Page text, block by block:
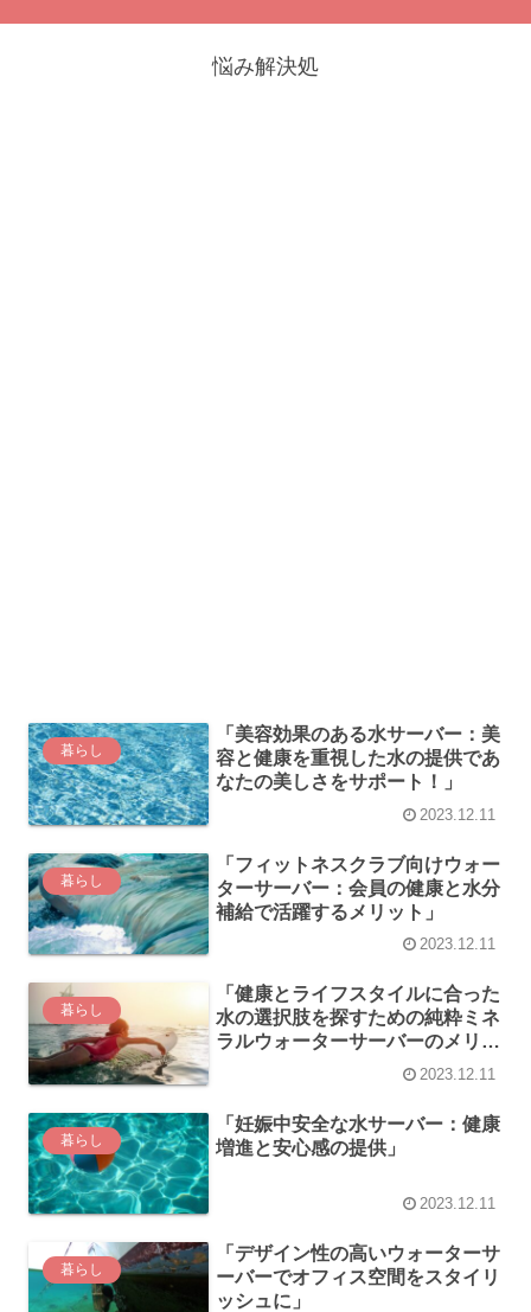
悩み解決処
暮らし
「美容効果のある水サーバー：美
容と健康を重視した水の提供であ
なたの美しさをサポート！」
2023.12.11
暮らし
「フィットネスクラブ向けウォー
ターサーバー：会員の健康と水分
補給で活躍するメリット」
2023.12.11
暮らし
「健康とライフスタイルに合った
水の選択肢を探すための純粋ミネ
ラルウォーターサーバーのメリッ
2023.12.11
暮らし
「妊娠中安全な水サーバー：健康
増進と安心感の提供」
2023.12.11
暮らし
「デザイン性の高いウォーターサ
ーバーでオフィス空間をスタイリ
ッシュに」